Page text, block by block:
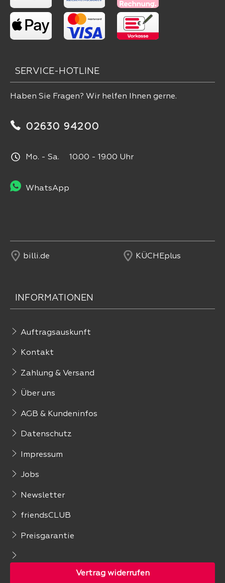
SERVICE-HOTLINE
Haben Sie Fragen? Wir helfen Ihnen gerne.
02630 94200
Mo. - Sa. 10.00 - 19.00 Uhr
WhatsApp
billi.de KÜCHEplus
INFORMATIONEN
Auftragsauskunft
Kontakt
Zahlung & Versand
Über uns
AGB & Kundeninfos
Datenschutz
Impressum
Jobs
Newsletter
friendsCLUB
Preisgarantie